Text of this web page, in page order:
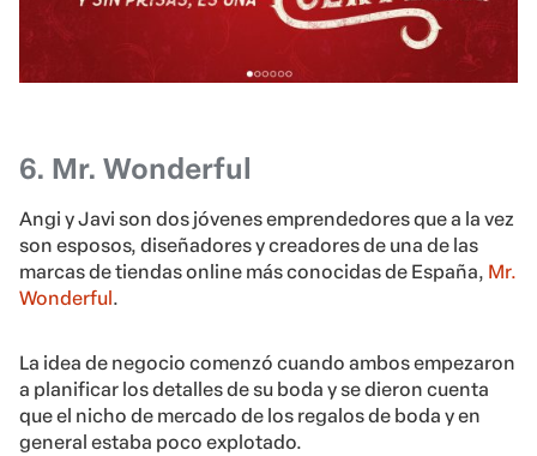
6. Mr. Wonderful
Angi y Javi son dos jóvenes emprendedores que a la vez
son esposos, diseñadores y creadores de una de las
marcas de tiendas online más conocidas de España, Mr.
Wonderful.
La idea de negocio comenzó cuando ambos empezaron
a planificar los detalles de su boda y se dieron cuenta
que el nicho de mercado de los regalos de boda y en
general estaba poco explotado.